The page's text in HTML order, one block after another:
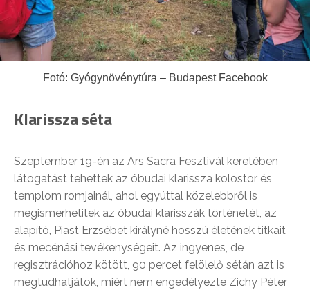
Fotó: Gyógynövénytúra – Budapest Facebook
Klarissza séta
Szeptember 19-én az Ars Sacra Fesztivál keretében
látogatást tehettek az óbudai klarissza kolostor és
templom romjainál, ahol egyúttal közelebbről is
megismerhetitek az óbudai klarisszák történetét, az
alapító, Piast Erzsébet királyné hosszú életének titkait
és mecénási tevékenységeit. Az ingyenes, de
regisztrációhoz kötött, 90 percet felölelő sétán azt is
megtudhatjátok, miért nem engedélyezte Zichy Péter